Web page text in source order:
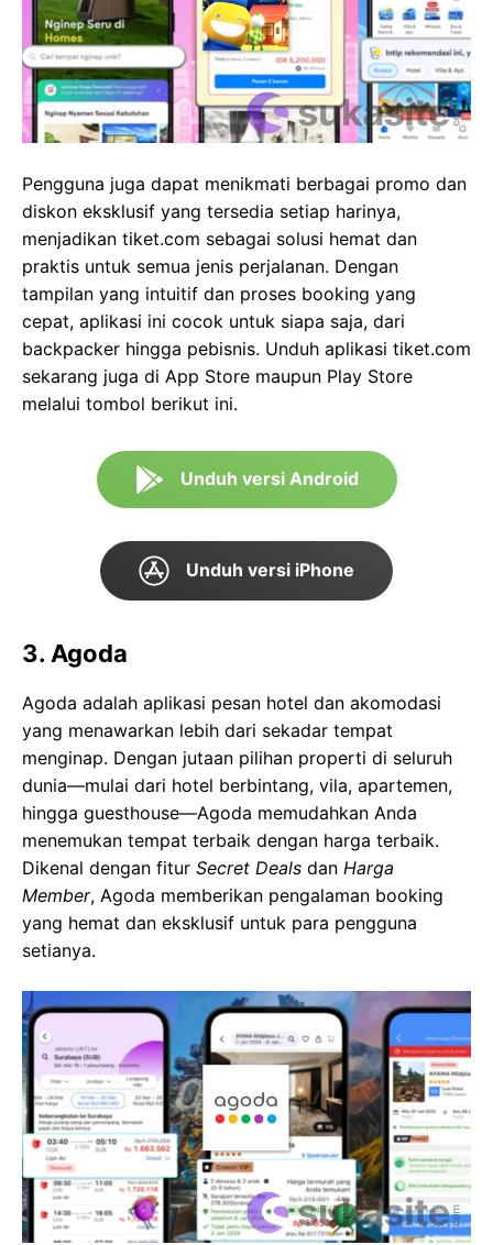
Pengguna juga dapat menikmati berbagai promo dan
diskon eksklusif yang tersedia setiap harinya,
menjadikan tiket.com sebagai solusi hemat dan
praktis untuk semua jenis perjalanan. Dengan
tampilan yang intuitif dan proses booking yang
cepat, aplikasi ini cocok untuk siapa saja, dari
backpacker hingga pebisnis. Unduh aplikasi tiket.com
sekarang juga di App Store maupun Play Store
melalui tombol berikut ini.
Unduh versi Android
Unduh versi iPhone
3. Agoda
Agoda adalah aplikasi pesan hotel dan akomodasi
yang menawarkan lebih dari sekadar tempat
menginap. Dengan jutaan pilihan properti di seluruh
dunia—mulai dari hotel berbintang, vila, apartemen,
hingga guesthouse—Agoda memudahkan Anda
menemukan tempat terbaik dengan harga terbaik.
Dikenal dengan fitur Secret Deals dan Harga
Member, Agoda memberikan pengalaman booking
yang hemat dan eksklusif untuk para pengguna
setianya.